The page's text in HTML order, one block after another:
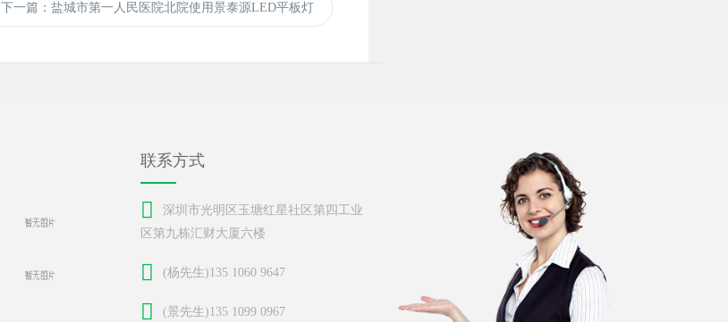
下一篇 ：盐城市第一人民医院北院使用景泰源LED平板灯
联系方式
深圳市光明区玉塘红星社区第四工业
区第九栋汇财大厦六楼
(杨先生)135 1060 9647
(景先生)135 1099 0967